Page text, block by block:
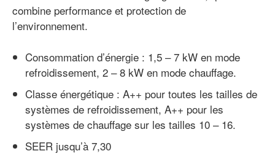
combine performance et protection de
l’environnement.
Consommation d’énergie : 1,5 – 7 kW en mode
refroidissement, 2 – 8 kW en mode chauffage.
Classe énergétique : A++ pour toutes les tailles de
systèmes de refroidissement, A++ pour les
systèmes de chauffage sur les tailles 10 – 16.
SEER jusqu’à 7,30